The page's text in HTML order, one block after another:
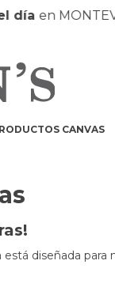
en
CANVAS
diseñada